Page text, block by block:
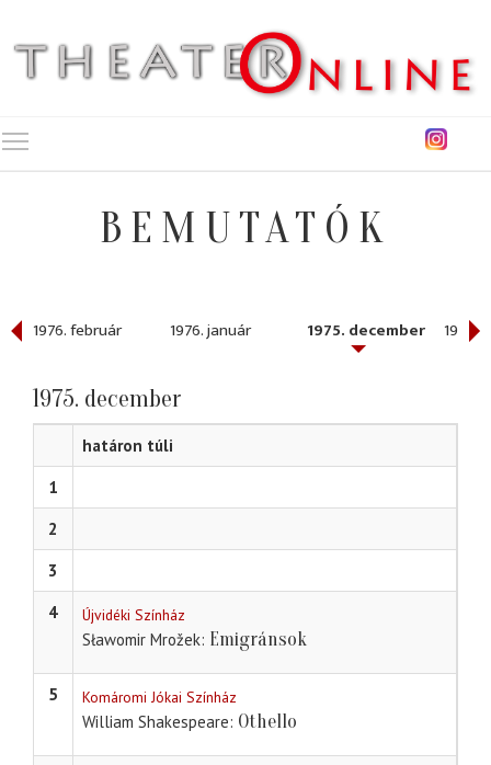
BEMUTATÓK
1976. február 1976. január 1975. december 1975.
1975. december
határon túli
1
2
3
4
Újvidéki Színház
Sławomir Mrožek Emigránsok
5 Komáromi Jókai Színház
William Shakespeare Othello